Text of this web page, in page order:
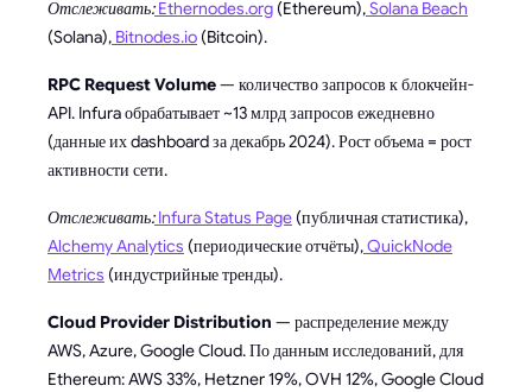
Отслеживать: Ethernodes.org (Ethereum),Solana Beach
(Solana), Bitnodes.io (Bitcoin).
RPC Request Volume— количество запросов к блокчейн-
API. Infura обрабатывает ~13 млрд запросов ежедневно
(данные их dashboard за декабрь 2024). Рост объема = рост
активности сети.
Отслеживать: Infura Status Page (публичная статистика),
Alchemy Analytics (периодические отчёты),QuickNode
Metrics (индустрийные тренды).
Cloud Provider Distribution — распределение между
AWS, Azure, Google Cloud. По данным исследований, для
Ethereum: AWS 33%, Hetzner 19%, OVH 12%, Google Cloud